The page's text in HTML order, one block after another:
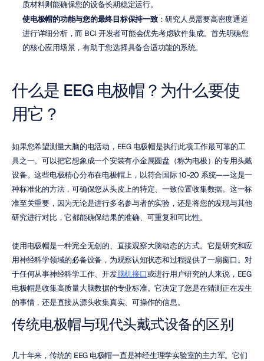
质材料则能确保您的设备长期稳定运行。
使电极帽的功能与您的最终目标保持一致：研究人员需要高密度通道
进行详细分析，而 BCI 开发者可能会优先考虑软件集成。首先明确您
的核心应用场景，有助于您选择具备合适功能的系统。
什么是 EEG 电极帽？为什么要使
用它？
如果您希望测量大脑的电活动，EEG 电极帽是执行此项工作最可靠的工
具之一。可以把它想象成一个安装有小金属圆盘（称为电极）的专用头戴
设备。这些电极精心分布在电极帽上，以符合国际 10-20 系统——这是一
种标准化的方法，可确保您从头皮上的特定、一致位置收集数据。这一标
准至关重要，因为无论是进行多名参与者的实验，还是将您的发现与其他
研究进行对比，它都能确保结果的准确、可重复和可比性。
使用电极帽是一种完全无创的、直接观察大脑动态的方式。它是研究和应
用神经科学领域的必备设备，为观察认知状态和过程提供了一扇窗口。对
于任何从事神经科学工作、开发脑机接口或进行用户研究的人来说，EEG
电极帽是收集高质量大脑数据的专业标准。它决定了您是在猜测正在发生
的事情，还是直接从源头收集真实、可操作的信息。
传统电极帽与现代头戴式设备的区别
几十年来，传统的 EEG 电极帽一直是神经生理学实验室的主力军。它们